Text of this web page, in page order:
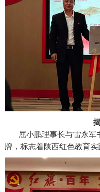
屈小鹏理事长与雷永军
牌，标志着陕西红色教育实